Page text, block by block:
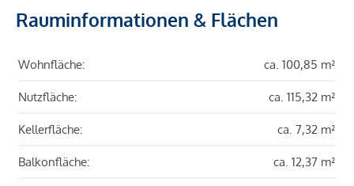
Rauminformationen & Flächen
Wohnfläche: ca. 100,85 m²
Nutzfläche: ca. 115,32 m²
Kellerfläche: ca. 7,32 m²
Balkonfläche: ca. 12,37 m²